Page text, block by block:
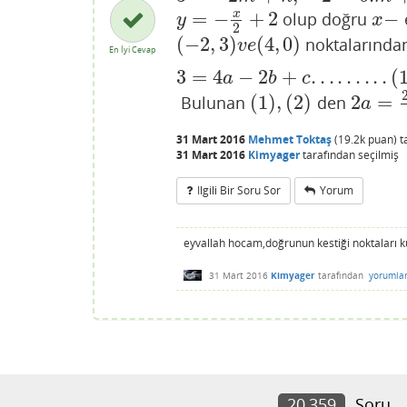
En İyi Cevap
y = − x
2 + 2
y=−x 2+2 olup doğrux−
x−
(−2, 3)ve(4,0)
(−2,3) ve(4,0)
3 = 4a − 2b + c. . .. . . .. . (1
3=4a −2b+c ..... .... (1)
Bulunan (1), (2)
(1),(2 ) den 2a = 2
2a= 2− c
31 Mart 2016 Mehmet Toktaş(19.2k puan)
31 Mart 2016 Kimyagertarafındanseçilmiş
Ilgili Bir Soru Sor Yorum
eyvallah hocam,doğrunun kestiği noktaları
31 Mart 2016 Kimyager tarafından